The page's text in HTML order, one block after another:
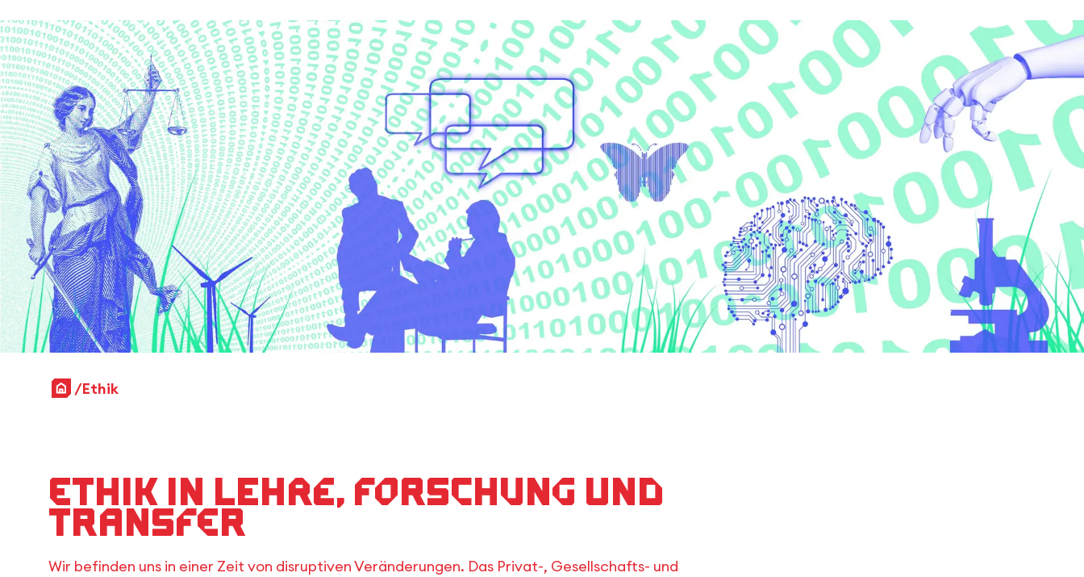
Startseite
Ethik
Ethik in Lehre, Forschung und
Transfer
Wir befinden uns in einer Zeit von disruptiven Veränderungen. Das Privat-, Gesellschafts- und